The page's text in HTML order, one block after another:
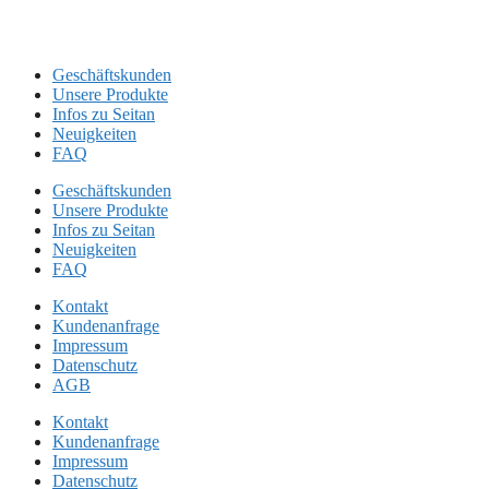
Geschäftskunden
Unsere Produkte
Infos zu Seitan
Neuigkeiten
FAQ
Geschäftskunden
Unsere Produkte
Infos zu Seitan
Neuigkeiten
FAQ
Kontakt
Kundenanfrage
Impressum
Datenschutz
AGB
Kontakt
Kundenanfrage
Impressum
Datenschutz